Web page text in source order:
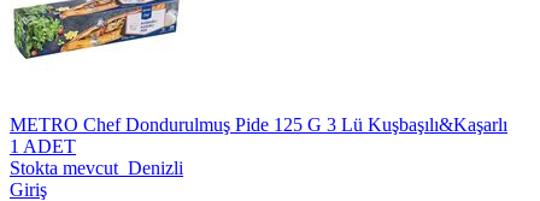
METRO Chef Dondurulmuş Pide 125 G 3 Lü Kuşbaşılı&Kaşarlı
1 ADET
Stokta mevcut Denizli
Giriş